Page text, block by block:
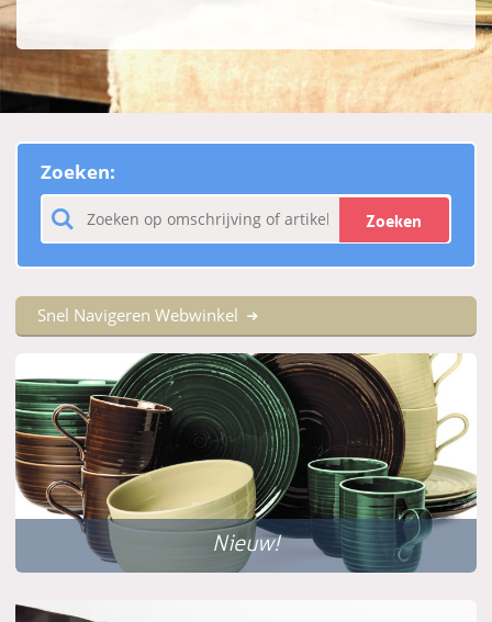
Zoeken:
Zoeken
Snel Navigeren Webwinkel
Nieuw!